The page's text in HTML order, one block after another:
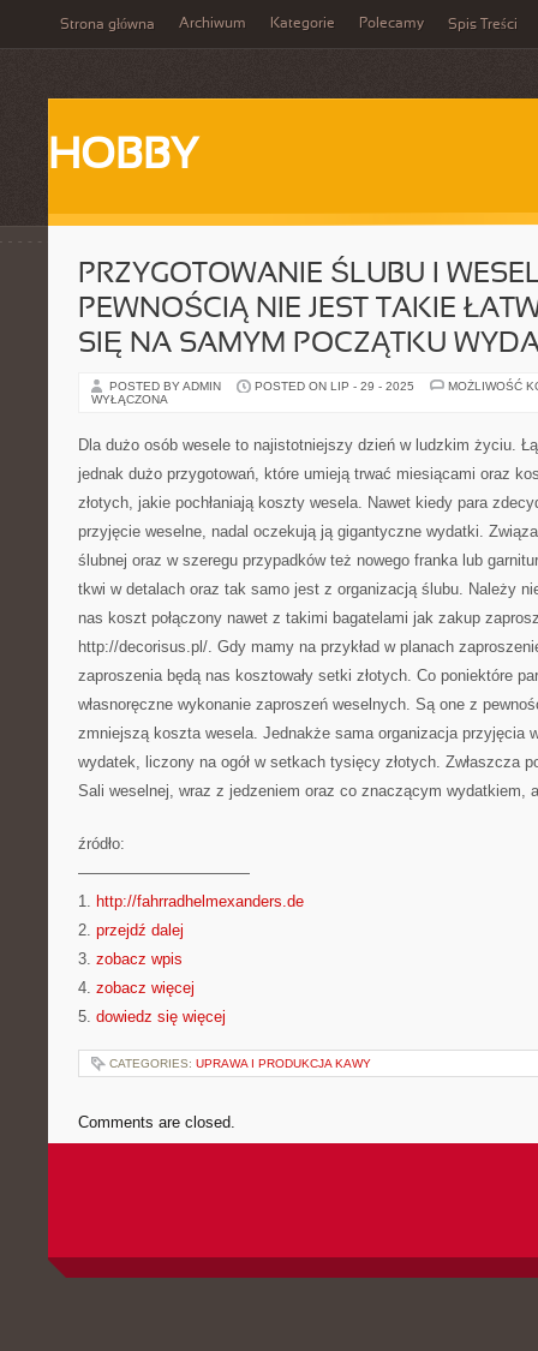
Strona główna Archiwum Kategorie Polecamy Spis Treści
HOBBY
PRZYGOTOWANIE ŚLUBU I
PEWNOŚCIĄ NIE JEST TAKIE
SIĘ NA SAMYM POCZĄTKU
POSTED BY ADMIN POSTED ON LIP - 29 - 2025
MOŻLIWOŚĆ
WYŁĄCZONA
Dla dużo osób wesele to najistotniejszy dzień w ludzkim życiu.
jednak dużo przygotowań, które umieją trwać miesiącami oraz
złotych, jakie pochłaniają koszty wesela. Nawet kiedy para
przyjęcie weselne, nadal oczekują ją gigantyczne wydatki.
ślubnej oraz w szeregu przypadków też nowego franka lub
tkwi w detalach oraz tak samo jest z organizacją ślubu. Należy
nas koszt połączony nawet z takimi bagatelami jak zakup
http://decorisus.pl/. Gdy mamy na przykład w planach
zaproszenia będą nas kosztowały setki złotych. Co poniektóre
własnoręczne wykonanie zaproszeń weselnych. Są one z
zmniejszą koszta wesela. Jednakże sama organizacja przyjęcia
wydatek, liczony na ogół w setkach tysięcy złotych. Zwłaszcza
Sali weselnej, wraz z jedzeniem oraz co znaczącym wydatkiem,
źródło:
———————————
1. http://fahrradhelmexanders.de
2. przejdź dalej
3. zobacz wpis
4. zobacz więcej
5. dowiedz się więcej
CATEGORIES: UPRAWA I PRODUKCJA KAWY
Comments are closed.